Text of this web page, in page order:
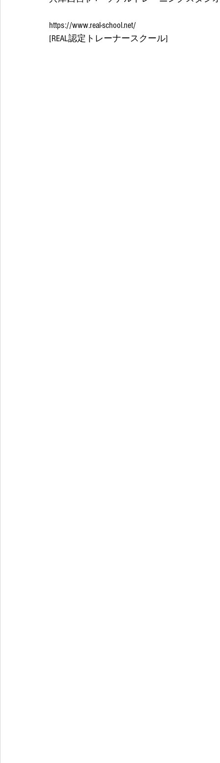
https://www.real-school.net/
[REAL認定トレーナースクール]